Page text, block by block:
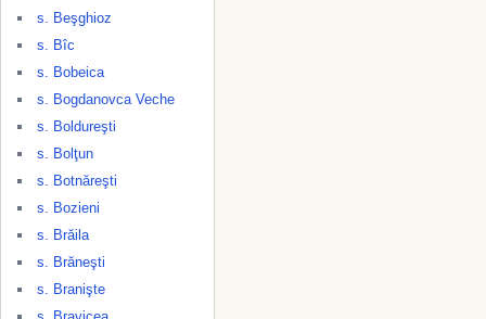
s. Beşghioz
s. Bîc
s. Bobeica
s. Bogdanovca Veche
s. Boldureşti
s. Bolţun
s. Botnăreşti
s. Bozieni
s. Brăila
s. Brăneşti
s. Branişte